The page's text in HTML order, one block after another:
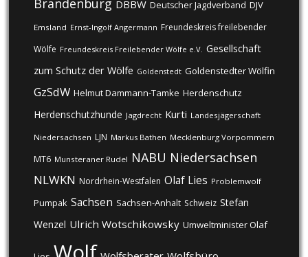
Brandenburg DBBW Deutscher Jagdverband DJV
Emsland Ernst-Ingolf Angermann Freundeskreis freilebender
Wölfe Freundeskreis Freilebender Wölfe e.V. Gesellschaft
zum Schutz der Wölfe Goldenstedt Goldenstedter Wölfin
GzSdW Helmut Dammann-Tamke Herdenschutz
Herdenschutzhunde Jagdrecht Kurti Landesjägerschaft
Niedersachsen LJN Markus Bathen Mecklenburg Vorpommern
MT6 Munsteraner Rudel NABU Niedersachsen
NLWKN Nordrhein-Westfalen Olaf Lies Problemwolf
Pumpak Sachsen Sachsen-Anhalt Schweiz Stefan
Wenzel Ulrich Wotschikowsky Umweltminister Olaf